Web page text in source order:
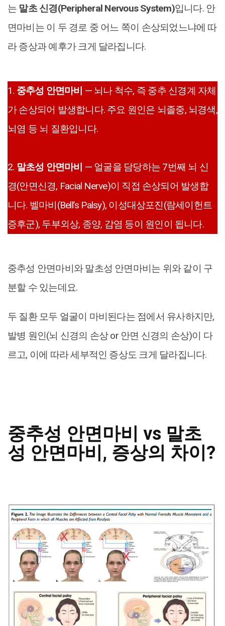
는 말초 신경(Peripheral Nervous System)입니다. 안
면마비는 이 두 경로 중 어느 쪽이 손상되었느냐에 따
라 증상과 예후가 크게 달라집니다.
1. 중추성 안면마비 — 뇌나 척수, 즉 중추 신경계 자체
가 손상되어 발생합니다. 주요 원인은 뇌졸중, 뇌경색,
뇌염 등 뇌 질환입니다.
2. 말초성 안면마비 — 얼굴을 담당하는 7번째 뇌 신
경(안면신경, Facial Nerve)이 직접 손상되어 발생합
니다. 벨마비(Bell’s Palsy), 이성대상포진(람세이헌트
증후군), 두부외상, 종양, 감염 등이 원인이 됩니다.
중추성 안면마비와 말초성 안면마비는 위와 같이 구
분할 수 있는데요.
두 질환 모두 얼굴이 마비된다는 점에서 유사하지만,
발병 원인(뇌 신경의 손상 or 안면 신경의 손상)이 다
르고, 이에 따라 세부적인 증상도 크게 달라집니다.
중추성 안면마비 vs 말초
성 안면마비, 증상의 차이?